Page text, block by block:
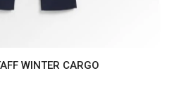
WINTER CARGO